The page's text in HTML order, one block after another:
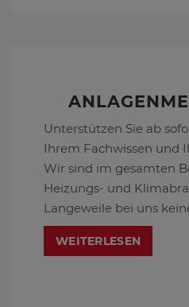
Unterstützen Sie ab
Ihrem Fachwissen und
Wir sind im gesamten
Heizungs- und
Langeweile bei uns
freuen uns auf Ihre
WEITERLESEN